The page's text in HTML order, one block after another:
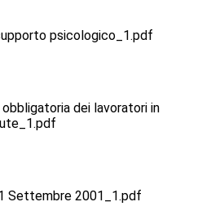
psicologico_1.pdf
dei lavoratori in
Settembre 2001_1.pdf